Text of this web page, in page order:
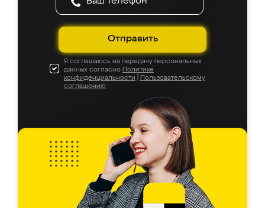
Отправить
Я соглашаюсь на передачу персональных
данных согласно Политике
конфиденциальности
Пользовательскому
соглашению